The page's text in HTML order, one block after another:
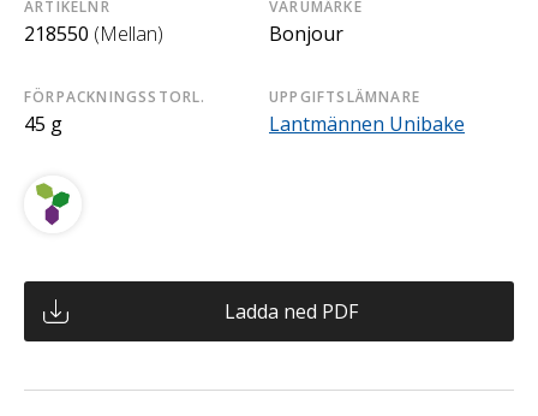
ARTIKELNR
218550 (Mellan)
VARUMÄRKE
Bonjour
FÖRPACKNINGSSTORL.
45 g
UPPGIFTSLÄMNARE
Lantmännen Unibake
Ladda ned PDF